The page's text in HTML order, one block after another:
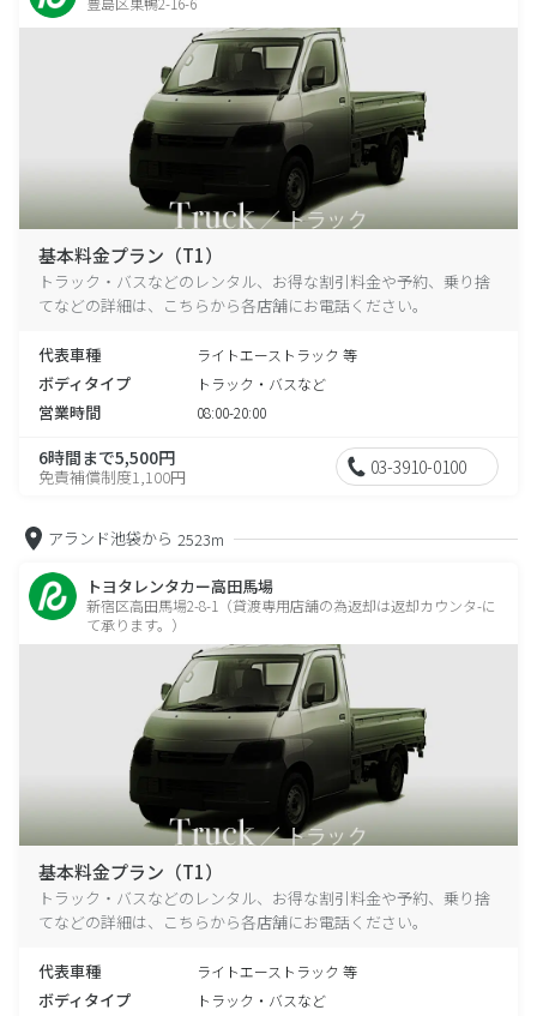
基本料金プラン（T1）
トラック・バスなどのレンタル、お得な割引料金や予約、乗り捨
てなどの詳細は、こちらから各店舗にお電話ください。
代表車種 ライトエーストラック 等
ボディタイプ トラック・バスなど
営業時間 08:00-20:00
6時間まで5,500円
免責補償制度1,100円 03-3910-0100
アランド池袋から 2523m
トヨタレンタカー高田馬場
新宿区高田馬場2-8-1（貸渡専用店舗の為返却は返却カウンタ-に
て承ります。）
基本料金プラン（T1）
トラック・バスなどのレンタル、お得な割引料金や予約、乗り捨
てなどの詳細は、こちらから各店舗にお電話ください。
代表車種 ライトエーストラック 等
ボディタイプ トラック・バスなど